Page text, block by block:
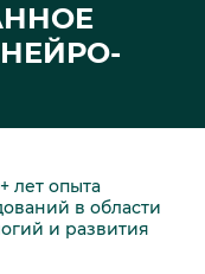
лет опыта
в области
и развития